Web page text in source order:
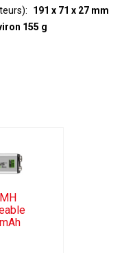
191 x 71 x 27 mm
155 g